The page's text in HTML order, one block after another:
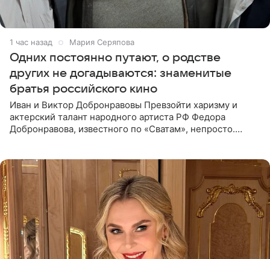
1 час назад Мария Серяпова
Одних постоянно путают, о родстве
других не догадываются: знаменитые
братья российского кино
Иван и Виктор Добронравовы Превзойти харизму и
актерский талант народного артиста РФ Федора
Добронравова, известного по «Сватам», непросто.